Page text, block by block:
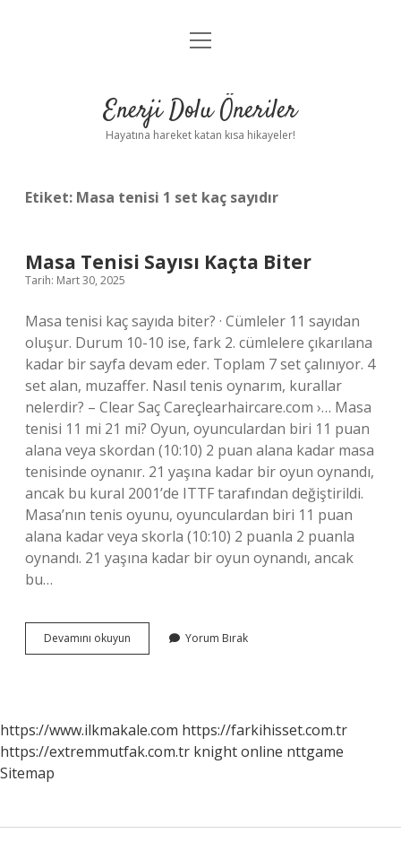
Anasayfa
Yasal Uyarı
menüyü
Enerji Dolu Öneriler
Hayatına hareket katan kısa hikayeler!
Etiket: Masa tenisi 1 set kaç sayıdır
Masa Tenisi Sayısı Kaçta Biter
Tarih: Mart 30, 2025
Masa tenisi kaç sayıda biter? · Cümleler 11 sayıdan
oluşur. Durum 10-10 ise, fark 2. cümlelere çıkarılana
kadar bir sayfa devam eder. Toplam 7 set çalınıyor. 4
set alan, muzaffer. Nasıl tenis oynarım, kurallar
nelerdir? – Clear Saç Careçlearhaircare.com ›… Masa
tenisi 11 mi 21 mi? Oyun, oyunculardan biri 11 puan
alana veya skordan (10:10) 2 puan alana kadar masa
tenisinde oynanır. 21 yaşına kadar bir oyun oynandı,
ancak bu kural 2001’de ITTF tarafından değiştirildi.
Masa’nın tenis oyunu, oyunculardan biri 11 puan
alana kadar veya skorla (10:10) 2 puanla 2 puanla
oynandı. 21 yaşına kadar bir oyun oynandı, ancak
bu…
Devamını okuyun
Tenisi
Yorum Bırak
https://www.ilkmakale.com https://farkihisset.com.tr
https://extremmutfak.com.tr knight online nttgame
Sitemap